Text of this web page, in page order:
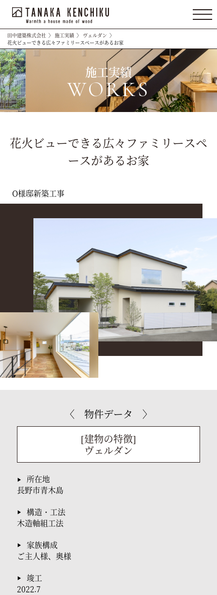
田中建築株式会社 〉 施工実績 〉 ヴェルダン 〉
花火ビューできる広々ファミリースペースがあるお家
施工実績
WORKS
花火ビューできる広々ファミリースペ
ースがあるお家
O様邸新築工事
〈 物件データ 〉
[建物の特徴]
ヴェルダン
▶
所在地
長野市青木島
▶
構造・工法
木造軸組工法
▶
家族構成
ご主人様、奥様
▶
竣工
2022.7